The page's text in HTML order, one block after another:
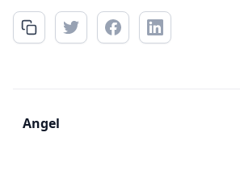
Angel